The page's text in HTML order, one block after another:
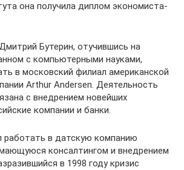
она получила диплом экономиста-
Бутерин, отучившись на
с компьютерными науками,
в московский филиал американской
Arthur Andersen. Деятельность
с внедрением новейших
компании и банки.
работать в датскую компанию
консалтингом и внедрением
в 1998 году кризис